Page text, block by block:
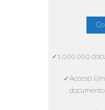
✓1.000.000
✓Acceso